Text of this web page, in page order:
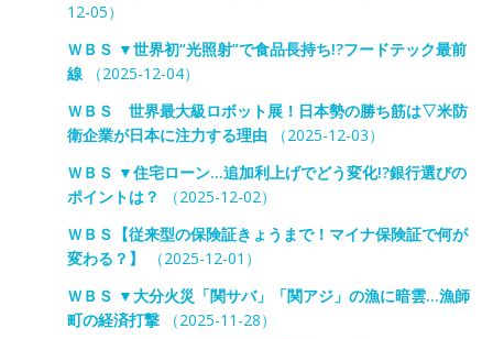
12-05）
ＷＢＳ ▼世界初“光照射”で食品長持ち!?フードテック最前
線（2025-12-04）
ＷＢＳ 世界最大級ロボット展！日本勢の勝ち筋は▽米防
衛企業が日本に注力する理由（2025-12-03）
ＷＢＳ ▼住宅ローン…追加利上げでどう変化!?銀行選びの
ポイントは？
（2025-12-02）
ＷＢＳ【従来型の保険証きょうまで！マイナ保険証で何が
変わる？】
（2025-12-01）
ＷＢＳ ▼大分火災「関サバ」「関アジ」の漁に暗雲…漁師
町の経済打撃（2025-11-28）